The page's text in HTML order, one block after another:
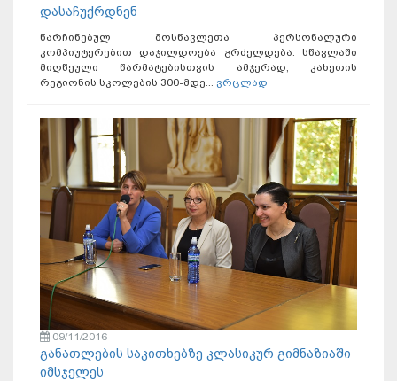
დასაჩუქრდნენ
წარჩინებულ მოსწავლეთა პერსონალური
კომპიუტერებით დაჯილდოება გრძელდება. სწავლაში
მიღწეული წარმატებისთვის ამჯერად, კახეთის
რეგიონის სკოლების 300-მდე... ვრცლად
09/11/2016
განათლების საკითხებზე კლასიკურ გიმნაზიაში
იმსჯელეს